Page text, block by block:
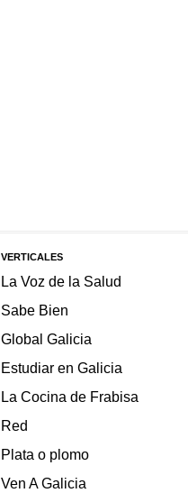
VERTICALES
La Voz de la Salud
Sabe Bien
Global Galicia
Estudiar en Galicia
La Cocina de Frabisa
Red
Plata o plomo
Ven A Galicia